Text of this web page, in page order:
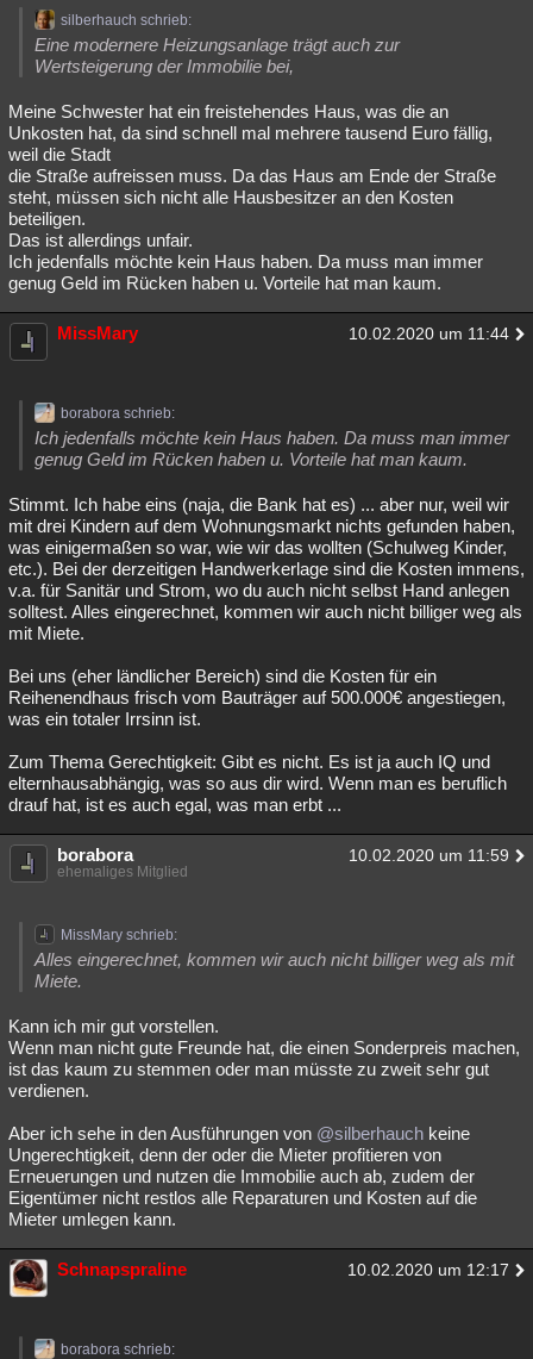
silberhauch schrieb:
Eine modernere Heizungsanlage trägt auch zur
Wertsteigerung der Immobilie bei,
Meine Schwester hat ein freistehendes Haus, was die an
Unkosten hat, da sind schnell mal mehrere tausend Euro fällig,
weil die Stadt
die Straße aufreissen muss. Da das Haus am Ende der Straße
steht, müssen sich nicht alle Hausbesitzer an den Kosten
beteiligen.
Das ist allerdings unfair.
Ich jedenfalls möchte kein Haus haben. Da muss man immer
genug Geld im Rücken haben u. Vorteile hat man kaum.
MissMary 10.02.2020 um 11:44
borabora schrieb:
Ich jedenfalls möchte kein Haus haben. Da muss man immer
genug Geld im Rücken haben u. Vorteile hat man kaum.
Stimmt. Ich habe eins (naja, die Bank hat es) ... aber nur, weil wir
mit drei Kindern auf dem Wohnungsmarkt nichts gefunden haben,
was einigermaßen so war, wie wir das wollten (Schulweg Kinder,
etc.). Bei der derzeitigen Handwerkerlage sind die Kosten immens,
v.a. für Sanitär und Strom, wo du auch nicht selbst Hand anlegen
solltest. Alles eingerechnet, kommen wir auch nicht billiger weg als
mit Miete.
Bei uns (eher ländlicher Bereich) sind die Kosten für ein
Reihenendhaus frisch vom Bauträger auf 500.000€ angestiegen,
was ein totaler Irrsinn ist.
Zum Thema Gerechtigkeit: Gibt es nicht. Es ist ja auch IQ und
elternhausabhängig, was so aus dir wird. Wenn man es beruflich
drauf hat, ist es auch egal, was man erbt ...
borabora 10.02.2020 um 11:59
ehemaliges Mitglied
MissMary schrieb:
Alles eingerechnet, kommen wir auch nicht billiger weg als mit
Miete.
Kann ich mir gut vorstellen.
Wenn man nicht gute Freunde hat, die einen Sonderpreis machen,
ist das kaum zu stemmen oder man müsste zu zweit sehr gut
verdienen.
Aber ich sehe in den Ausführungen von @silberhauch keine
Ungerechtigkeit, denn der oder die Mieter profitieren von
Erneuerungen und nutzen die Immobilie auch ab, zudem der
Eigentümer nicht restlos alle Reparaturen und Kosten auf die
Mieter umlegen kann.
Schnapspraline 10.02.2020 um 12:17
borabora schrieb: